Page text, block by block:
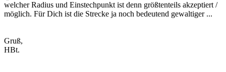
welcher Radius und Einstechpunkt ist denn größtenteils akzeptiert /
möglich. Für Dich ist die Strecke ja noch bedeutend gewaltiger ...
Gruß,
HBt.